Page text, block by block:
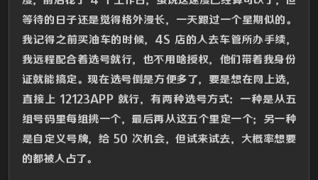
等待的日子还是觉得格外漫长，一天跟过一个星期似的。
我记得之前买油车的时候，4S 店的人去车管所办手续，
我远程配合着选号就行，也不用啥授权，他们带着我身份
证就能搞定。现在选号倒是方便多了，要是想在网上选，
直接上 12123APP 就行，有两种选号方式：一种是从五
组号码里每组挑一个，最后再从这五个里定一个；另一种
是自定义号牌，给 50 次机会，但试来试去，大概率想要
的都被人占了。​